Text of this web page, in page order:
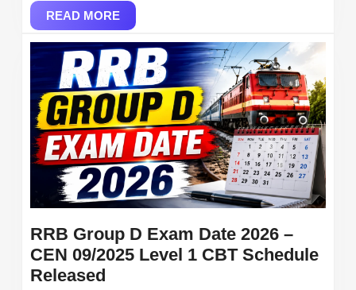
Details
READ MOREREAD
MORE
RRB Group D Exam Date 2026 –
CEN 09/2025 Level 1 CBT Schedule
Released